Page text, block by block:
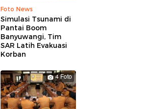
Foto News
Simulasi Tsunami di
Pantai Boom
Banyuwangi, Tim
SAR Latih Evakuasi
Korban
4 Foto